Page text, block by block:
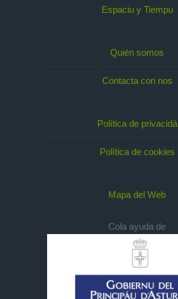
Espaciu y Tiempu
Quién somos
Contacta con nos
Política de privacidá
Política de cookies
Mapa del Web
Cola ayuda de